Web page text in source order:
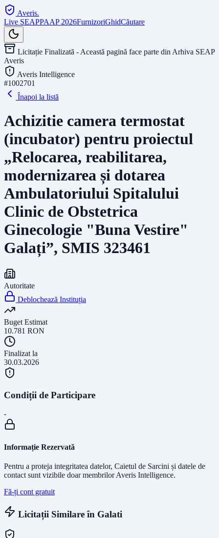
Averis.
Live SEAPPAAP 2026FurnizoriGhidCăutare
Licitație Finalizată - Această pagină face parte din Arhiva SEAP
Averis
Averis Intelligence
#1002701
Înapoi la listă
Achizitie camera termostat
(incubator) pentru proiectul
„Relocarea, reabilitarea,
modernizarea și dotarea
Ambulatoriului Spitalului
Clinic de Obstetrica
Ginecologie "Buna Vestire"
Galați”, SMIS 323461
Autoritate
Deblochează Instituția
Buget Estimat
10.781 RON
Finalizat la
30.03.2026
Condiții de Participare
-
Informație Rezervată
Pentru a proteja integritatea datelor, Caietul de Sarcini și datele de
contact sunt vizibile doar membrilor Averis Intelligence.
Fă-ți cont gratuit
Licitații Similare în Galati